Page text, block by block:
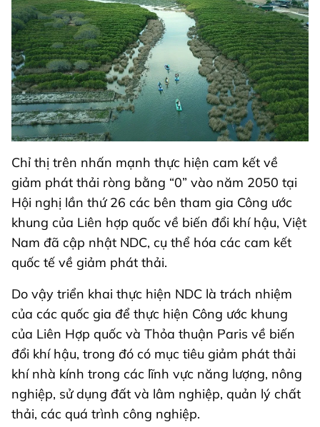
Chỉ thị trên nhấn mạnh thực hiện cam kết về
giảm phát thải ròng bằng “0” vào năm 2050 tại
Hội nghị lần thứ 26 các bên tham gia Công ước
khung của Liên hợp quốc về biến đổi khí hậu, Việt
Nam đã cập nhật NDC, cụ thể hóa các cam kết
quốc tế về giảm phát thải.
Do vậy triển khai thực hiện NDC là trách nhiệm
của các quốc gia để thực hiện Công ước khung
của Liên Hợp quốc và Thỏa thuận Paris về biến
đổi khí hậu, trong đó có mục tiêu giảm phát thải
khí nhà kính trong các lĩnh vực năng lượng, nông
nghiệp, sử dụng đất và lâm nghiệp, quản lý chất
thải, các quá trình công nghiệp.